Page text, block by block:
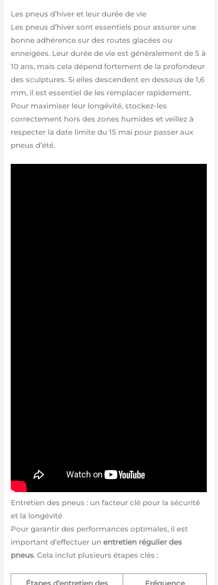
Les pneus d’hiver et leur durée de vie
Les pneus d’hiver sont essentiels pour assurer une
bonne adhérence sur des routes glacées ou
enneigées. Leur durée de vie est généralement de 5 à
10 ans, mais cela dépend fortement de la profondeur
des sculptures. Si elles descendent en dessous de 1,6
mm, il est essentiel de les remplacer rapidement.
Pour maximiser leur longévité, stockez-les
correctement hors des zones humides et veillez à
respecter la date limite du 15 mai pour passer aux
pneus d’été.
Entretien des pneus : un facteur clé pour la sécurité
et la longévité
Pour garantir des performances optimales, il est
important d’effectuer unentretien régulier des
pneus. Cela inclut plusieurs étapes clés :